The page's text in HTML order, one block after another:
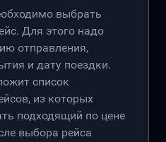
выбрать
Для этого надо
отправления,
и дату поездки.
список
из которых
подходящий по цене
выбора рейса